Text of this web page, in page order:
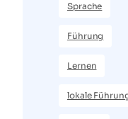
Sprache
Führung
Lernen
lokale